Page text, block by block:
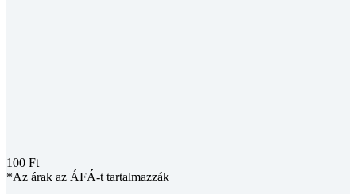
100 Ft
*Az árak az ÁFÁ-t tartalmazzák